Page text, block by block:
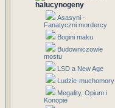
halucynogeny
Asasyni -
Fanatyczni mordercy
Bogini maku
Budowniczowie
mostu
LSD a New Age
Ludzie-muchomory
Megality, Opium i
Konopie